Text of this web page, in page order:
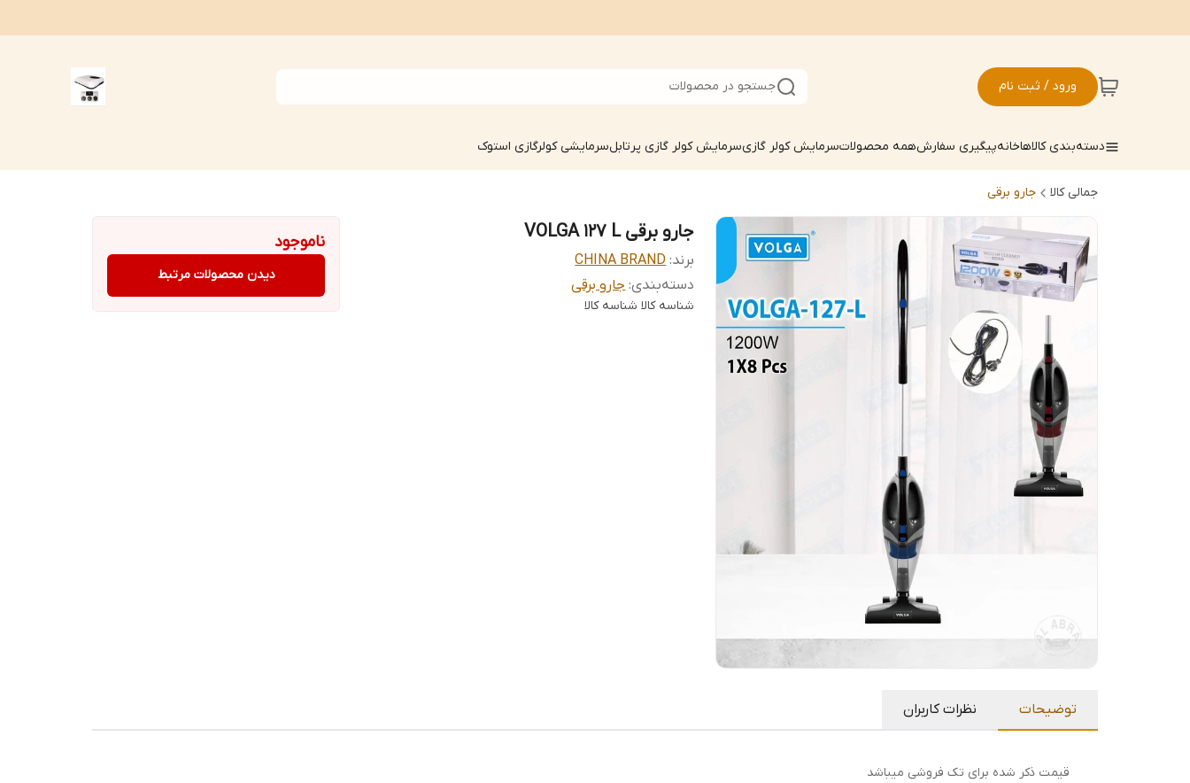
ورود / ثبت نام جستجو در محصولات
دسته‌بندی کالاهاخانهپیگیری سفارشهمه محصولاتسرمایش کولر گازیسرمایش کولر گازی پرتابلسرمایشی کولرگازی استوک
جمالی کالا جارو برقی
جارو برقی VOLGA 127 L
برند: CHINA BRAND
دسته‌بندی:جارو برقی
شناسه کالا شناسه کالا
ناموجود
دیدن محصولات مرتبط
توضیحات نظرات کاربران
قیمت ذکر شده برای تک فروشی میباشد